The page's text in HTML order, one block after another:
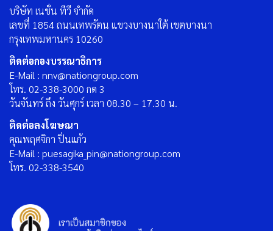
บริษัท เนชั่น ทีวี จำกัด
เลขที่ 1854 ถนนเทพรัตน แขวงบางนาใต้ เขตบางนา
กรุงเทพมหานคร 10260
ติดต่อกองบรรณาธิการ
E-Mail : nnv@nationgroup.com
โทร. 02-338-3000 กด 3
วันจันทร์ ถึง วันศุกร์ เวลา 08.30 – 17.30 น.
ติดต่อลงโฆษณา
คุณพฤศจิกา ปิ่นแก้ว
E-Mail : puesagika_pin@nationgroup.com
โทร. 02-338-3540